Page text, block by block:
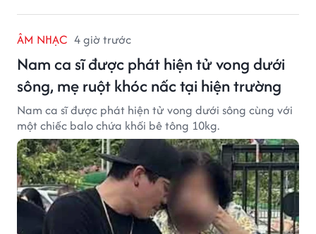
ÂM NHẠC 4 giờ trước
Nam ca sĩ được phát hiện tử vong dưới
sông, mẹ ruột khóc nấc tại hiện trường
Nam ca sĩ được phát hiện tử vong dưới sông cùng với
một chiếc balo chứa khối bê tông 10kg.